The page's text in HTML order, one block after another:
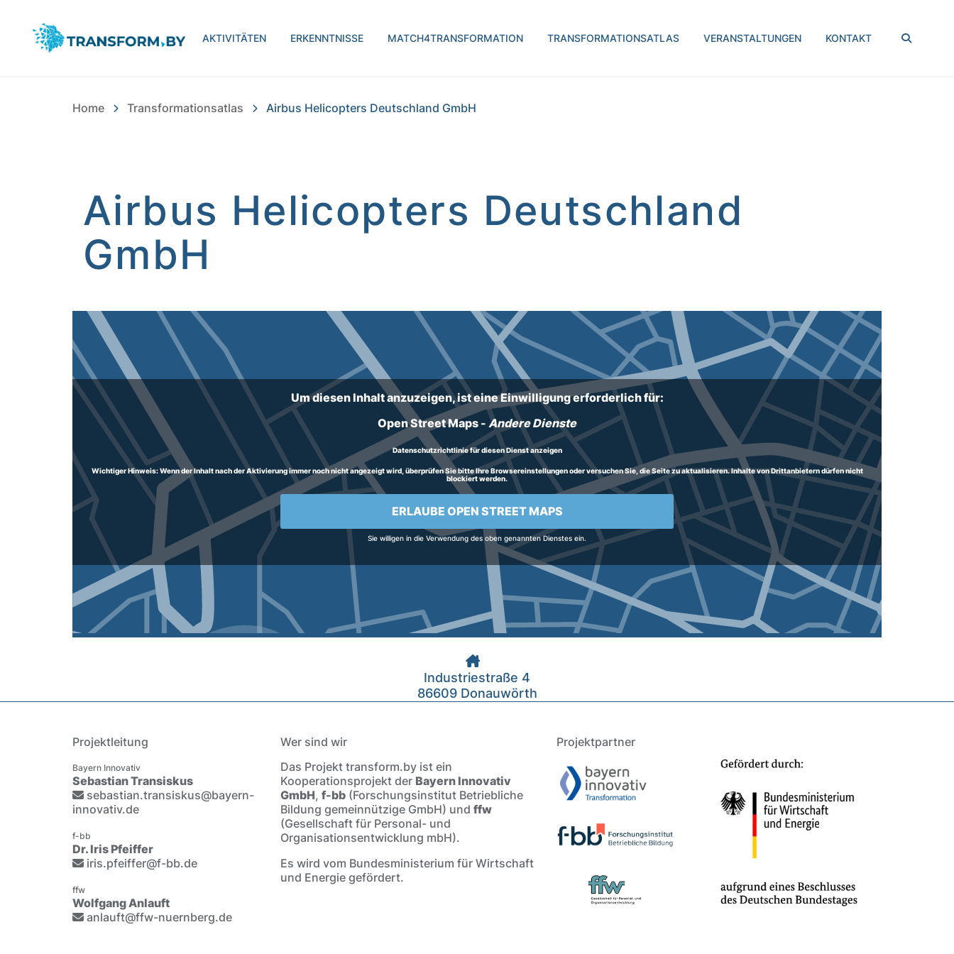
Bayern Innovativ GmbH | transform.by
AKTIVITÄTEN ERKENNTNISSE MATCH4TRANSFORMATION TRANSFORMATIONSATLAS VERANSTALTUNGEN KONTAKT
Home Transformationsatlas Airbus Helicopters Deutschland GmbH
Airbus Helicopters Deutschland
GmbH
Inhalt
Um diesen Inhalt anzuzeigen, ist eine Einwilligung erforderlich für:
Open Street Maps - Andere Dienste
Datenschutzrichtlinie für diesen Dienst anzeigen
Wichtiger Hinweis:Wenn der Inhalt nach der Aktivierung immer noch nicht angezeigt wird, überprüfen Sie bitte Ihre Browsereinstellungen oder versuchen Sie, die Seite zu aktualisieren. Inhalte von Drittanbietern dürfen nicht
blockiert werden.
ERLAUBE OPEN STREET MAPS
Sie willigen in die Verwendung des oben genannten Dienstes ein.
Industriestraße 4
86609 Donauwörth
Projektleitung
Bayern Innovativ
Sebastian Transiskus
sebastian.transiskus@bayern-
innovativ.de
f-bb
Dr. Iris Pfeiffer
iris.pfeiffer@f-bb.de
ffw
Wolfgang Anlauft
anlauft@ffw-nuernberg.de
Wer sind wir
Das Projekt transform.by ist ein
Kooperationsprojekt der Bayern Innovativ
GmbH, f-bb(Forschungsinstitut Betriebliche
Bildung gemeinnützige GmbH) und ffw
(Gesellschaft für Personal- und
Organisationsentwicklung mbH).
Es wird vom Bundesministerium für Wirtschaft
und Energie gefördert.
Projektpartner